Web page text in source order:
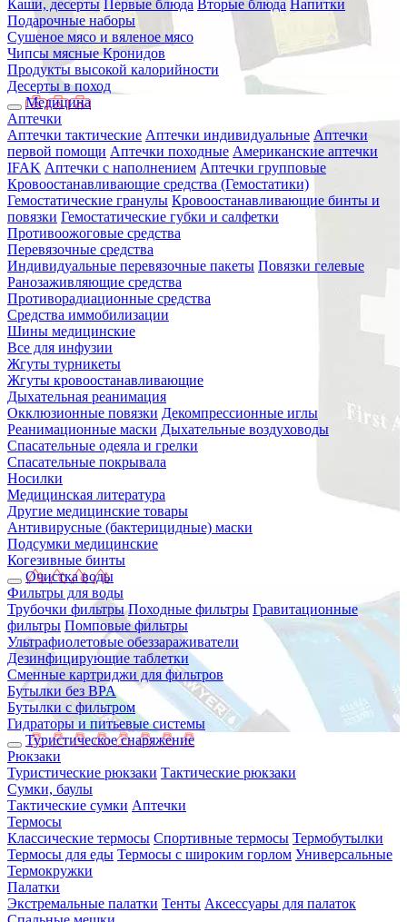
Каши, десерты Первые блюда Вторые блюда Напитки
Подарочные наборы
Сушеное мясо и вяленое мясо
Чипсы мясные Кронидов
Продукты высокой калорийности
Десерты в поход
Медицина
Аптечки
Аптечки тактические Аптечки индивидуальные Аптечки
первой помощи Аптечки походные Американские аптечки
IFAK Аптечки с наполнением Аптечки групповые
Кровоостанавливающие средства (Гемостатики)
Гемостатические гранулы Кровоостанавливающие бинты и
повязки Гемостатические губки и салфетки
Противоожоговые средства
Перевязочные средства
Индивидуальные перевязочные пакеты Повязки гелевые
Ранозаживляющие средства
Противорадиационные средства
Средства иммобилизации
Шины медицинские
Все для инфузии
Жгуты турникеты
Жгуты кровоостанавливающие
Дыхательная реанимация
Окклюзионные повязки Декомпрессионные иглы
Реанимационные маски Дыхательные воздуховоды
Спасательные одеяла и грелки
Спасательные покрывала
Носилки
Медицинская литература
Другие медицинские товары
Антивирусные (бактерицидные) маски
Подсумки медицинские
Когезивные бинты
Очистка воды
Фильтры для воды
Трубочки фильтры Походные фильтры Гравитационные
фильтры Помповые фильтры
Ультрафиолетовые обеззараживатели
Дезинфицирующие таблетки
Сменные картриджи для фильтров
Бутылки без BPA
Бутылки с фильтром
Гидраторы и питьевые системы
Туристическое снаряжение
Рюкзаки
Туристические рюкзаки Тактические рюкзаки
Сумки, баулы
Тактические сумки Аптечки
Термосы
Классические термосы Спортивные термосы Термобутылки
Термосы для еды Термосы с широким горлом Универсальные
Термокружки
Палатки
Экстремальные палатки Тенты Аксессуары для палаток